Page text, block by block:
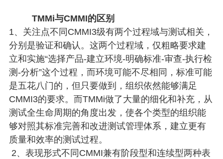
TMMi与CMMI的区别
1、关注点不同CMMI3级有两个过程域与测试相关，
分别是验证和确认。这两个过程域，仅粗略要求建
立和实施“选择产品-建立环境-明确标准-审查-执行检
测-分析”这个过程，而环境可能不尽相同，标准可能
是五花八门的，但只要做到，组织依然能够满足
CMMI3的要求。而TMMi做了大量的细化和补充，从
测试全生命周期的角度出发，使各个类型的组织能
够对照其标准完善和改进测试管理体系，建立更有
质量和效率的测试过程。
2、表现形式不同CMMI兼有阶段型和连续型两种表